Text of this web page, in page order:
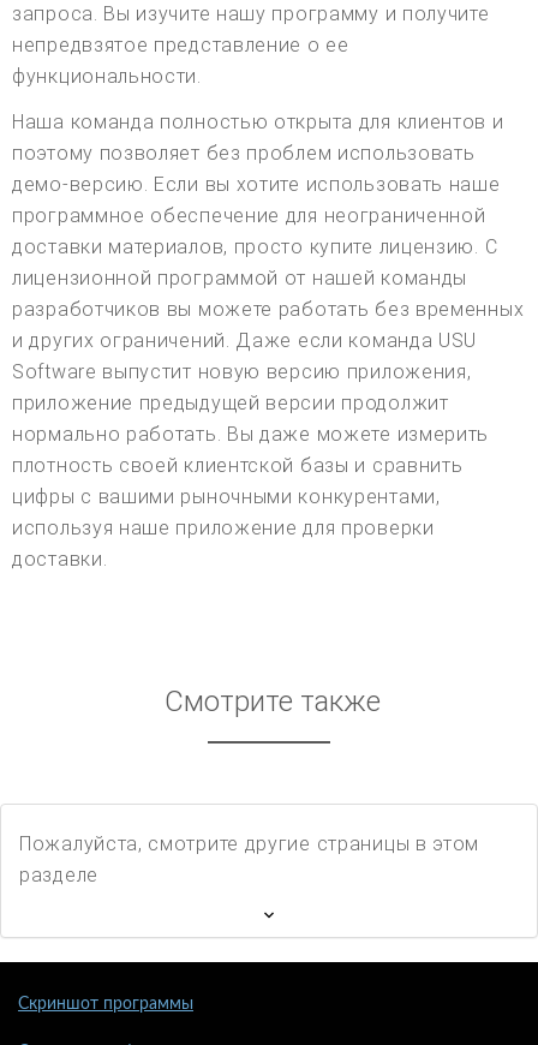
запроса. Вы изучите нашу программу и получите
непредвзятое представление о ее
функциональности.
Наша команда полностью открыта для клиентов и
поэтому позволяет без проблем использовать
демо-версию. Если вы хотите использовать наше
программное обеспечение для неограниченной
доставки материалов, просто купите лицензию. С
лицензионной программой от нашей команды
разработчиков вы можете работать без временных
и других ограничений. Даже если команда USU
Software выпустит новую версию приложения,
приложение предыдущей версии продолжит
нормально работать. Вы даже можете измерить
плотность своей клиентской базы и сравнить
цифры с вашими рыночными конкурентами,
используя наше приложение для проверки
доставки.
Смотрите также
Пожалуйста, смотрите другие страницы в этом
разделе
Скриншот программы